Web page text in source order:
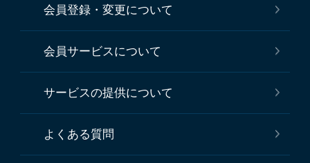
会員登録・変更について
会員サービスについて
サービスの提供について
よくある質問